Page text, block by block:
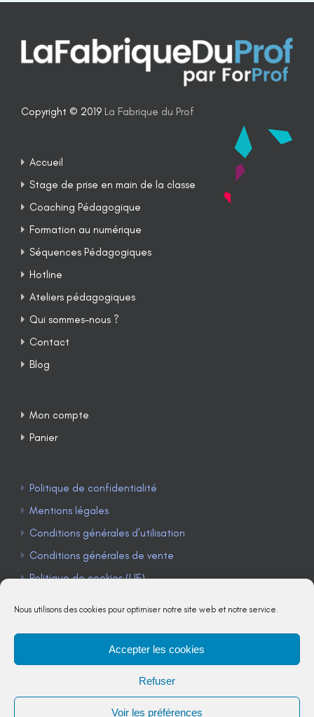
Nous utilisons des cookies pour optimiser notre site web et notre service.
Accepter les cookies
Refuser
Voir les préférences
Copyright © 2019 La Fabrique du Prof
Accueil
Stage de prise en main de la classe
Coaching Pédagogique
Formation au numérique
Séquences Pédagogiques
Hotline
Ateliers pédagogiques
Qui sommes-nous ?
Contact
Blog
Mon compte
Panier
Politique de confidentialité
Mentions légales
Conditions générales d’utilisation
Conditions générales de vente
Politique de cookies (UE)
TÉLÉPHONE : 04 90 85 22 98